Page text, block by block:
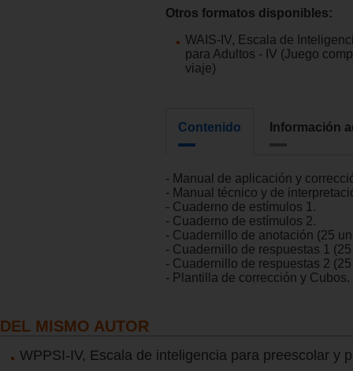
Otros formatos disponibles:
WAIS-IV, Escala de
para Adultos - IV (Juego
viaje)
Contenido Información
- Manual de aplicación y
- Manual técnico y de
- Cuaderno de estímulos 1.
- Cuaderno de estímulos 2.
- Cuadernillo de anotación (25
- Cuadernillo de respuestas 1
- Cuadernillo de respuestas 2
- Plantilla de corrección y Cubos.
DEL MISMO AUTOR
WPPSI-IV, Escala de inteligencia para preescolar y